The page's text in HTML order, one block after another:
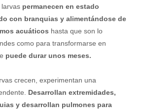
larvas permanecen en estado
con branquias y alimentándose de
acuáticos hasta que son lo
como para transformarse en
puede durar unos meses.
crecen, experimentan una
Desarrollan extremidades,
y desarrollan pulmones para